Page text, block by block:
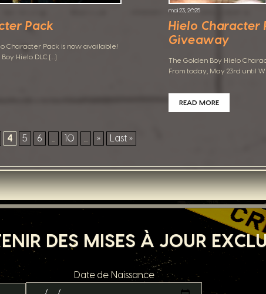
Pack
Character Pack is now available!
Hielo DLC […]
mai 23, 2025
Hielo Character
Giveaway
The Golden Boy Hielo
From today, May 23rd until
READ MORE
4 5 6 10 » Last »
DES MISES À JOUR
Date de Naissance